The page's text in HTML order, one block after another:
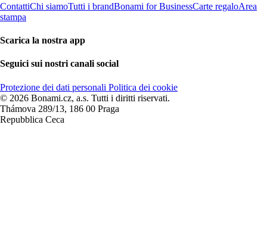
ContattiChi siamoTutti i brandBonami for BusinessCarte regaloArea
stampa
Scarica la nostra app
Seguici sui nostri canali social
Protezione dei dati personali Politica dei cookie
© 2026 Bonami.cz, a.s. Tutti i diritti riservati.
Thámova 289/13, 186 00 Praga
Repubblica Ceca